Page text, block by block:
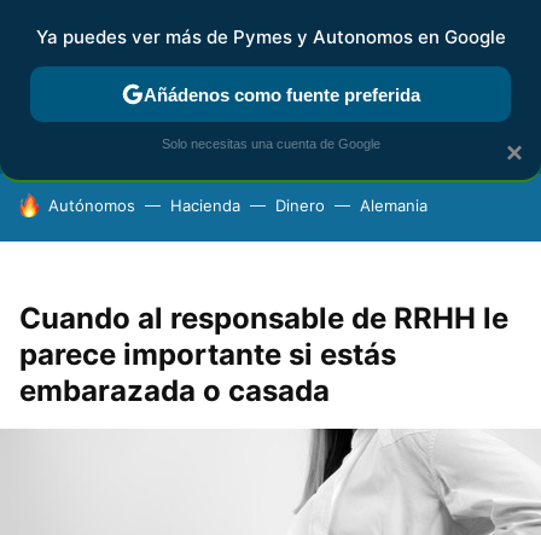
FISCALIDAD Y CONTABILIDAD KIT DIGITAL RENTA
HOY SE HABLA DE
Autónomos Hacienda Dinero Alemania
Cuando al responsable de RRHH le
parece importante si estás
embarazada o casada
×
Ya puedes ver más de Pymes y Autonomos en Google
Añádenos como fuente preferida
Solo necesitas una cuenta de Google